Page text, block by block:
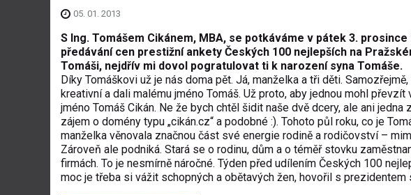
05. 01. 2013
S Ing. Tomášem Cikánem, MBA, se potkáváme v pátek 3. prosince
předávání cen prestižní ankety Českých 100 nejlepších na
Tomáši, nejdřív mi dovol pogratulovat ti k narození syna Tomáše.
Díky Tomáškovi už je nás doma pět. Já, manželka a tři děti.
kreativní a dali malému jméno Tomáš. Už proto, aby jednou mohl převzít
jméno Tomáš Cikán. Ne že bych chtěl šidit naše dvě dcery, ale ani jedna
zájem o domény typu „cikán.cz“ a podobné :). Tohoto půl roku, co je
manželka věnovala značnou část své energie rodině a rodičovství –
Zároveň ale podniká. Stará se o rodinu, dům a o téměř stovku
firmách. To je nesmírně náročné. Týden před udílením Českých 100
moc je třeba si vážit schopných a obětavých žen, hovořil s